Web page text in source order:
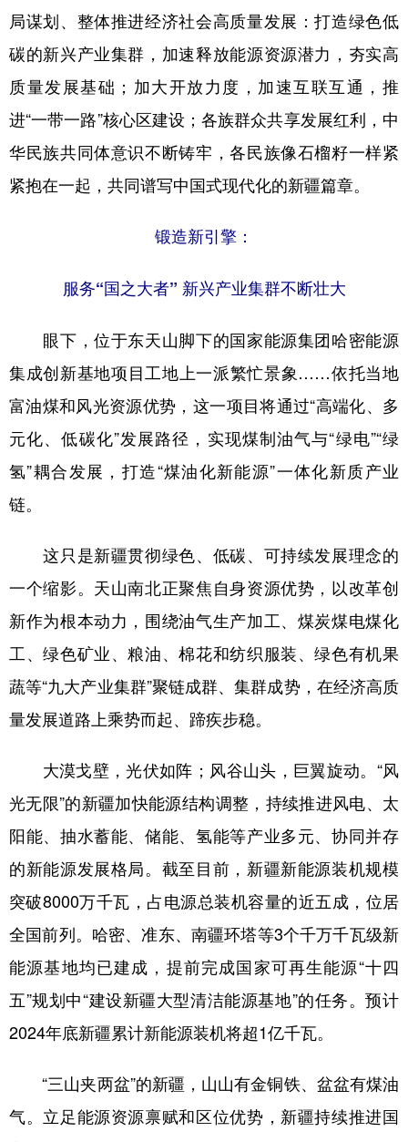
局谋划、整体推进经济社会高质量发展：打造绿色低
碳的新兴产业集群，加速释放能源资源潜力，夯实高
质量发展基础；加大开放力度，加速互联互通，推
进“一带一路”核心区建设；各族群众共享发展红利，中
华民族共同体意识不断铸牢，各民族像石榴籽一样紧
紧抱在一起，共同谱写中国式现代化的新疆篇章。
锻造新引擎：
服务“国之大者” 新兴产业集群不断壮大
眼下，位于东天山脚下的国家能源集团哈密能源
集成创新基地项目工地上一派繁忙景象……依托当地
富油煤和风光资源优势，这一项目将通过“高端化、多
元化、低碳化”发展路径，实现煤制油气与“绿电”“绿
氢”耦合发展，打造“煤油化新能源”一体化新质产业
链。
这只是新疆贯彻绿色、低碳、可持续发展理念的
一个缩影。天山南北正聚焦自身资源优势，以改革创
新作为根本动力，围绕油气生产加工、煤炭煤电煤化
工、绿色矿业、粮油、棉花和纺织服装、绿色有机果
蔬等“九大产业集群”聚链成群、集群成势，在经济高质
量发展道路上乘势而起、蹄疾步稳。
大漠戈壁，光伏如阵；风谷山头，巨翼旋动。“风
光无限”的新疆加快能源结构调整，持续推进风电、太
阳能、抽水蓄能、储能、氢能等产业多元、协同并存
的新能源发展格局。截至目前，新疆新能源装机规模
突破8000万千瓦，占电源总装机容量的近五成，位居
全国前列。哈密、准东、南疆环塔等3个千万千瓦级新
能源基地均已建成，提前完成国家可再生能源“十四
五”规划中“建设新疆大型清洁能源基地”的任务。预计
2024年底新疆累计新能源装机将超1亿千瓦。
“三山夹两盆”的新疆，山山有金铜铁、盆盆有煤油
气。立足能源资源禀赋和区位优势，新疆持续推进国